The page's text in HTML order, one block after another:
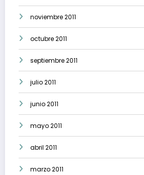
noviembre 2011
octubre 2011
septiembre 2011
julio 2011
junio 2011
mayo 2011
abril 2011
marzo 2011